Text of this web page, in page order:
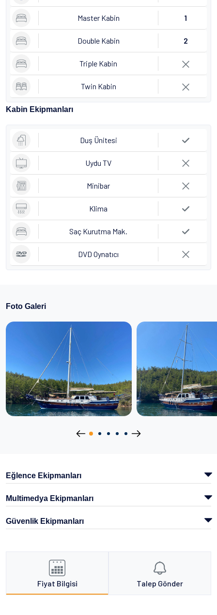
Master Kabin 1
Double Kabin 2
Triple Kabin
Twin Kabin
Kabin Ekipmanları
Duş Ünitesi
Uydu TV
Minibar
Klima
Saç Kurutma Mak.
DVD Oynatıcı
Foto Galeri
Eğlence Ekipmanları
Multimedya Ekipmanları
Güvenlik Ekipmanları
Fiyat Bilgisi Talep Gönder